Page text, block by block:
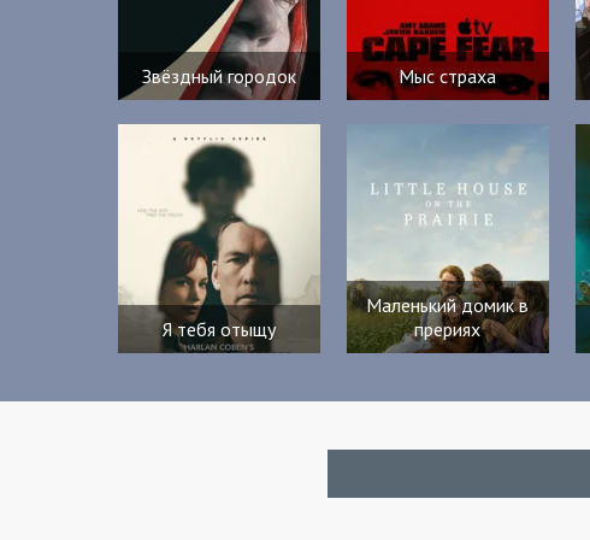
Звёздный городок Мыс страха
Я тебя отыщу
Маленький домик в
прериях